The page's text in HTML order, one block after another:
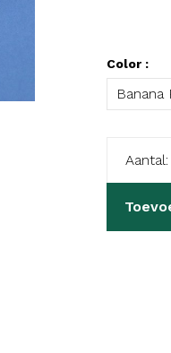
Color :
Banana
Aantal: